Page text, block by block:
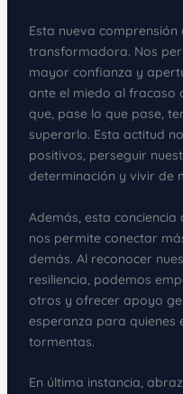
Esta nueva
transformadora. Nos
mayor confianza y
ante el miedo al fracaso
que, pase lo que pase,
superarlo. Esta actitud
positivos, perseguir
determinación y vivir de
Además, esta
nos permite conectar
demás. Al reconocer
resiliencia, podemos
otros y ofrecer apoyo
esperanza para quienes
tormentas.
En última instancia,